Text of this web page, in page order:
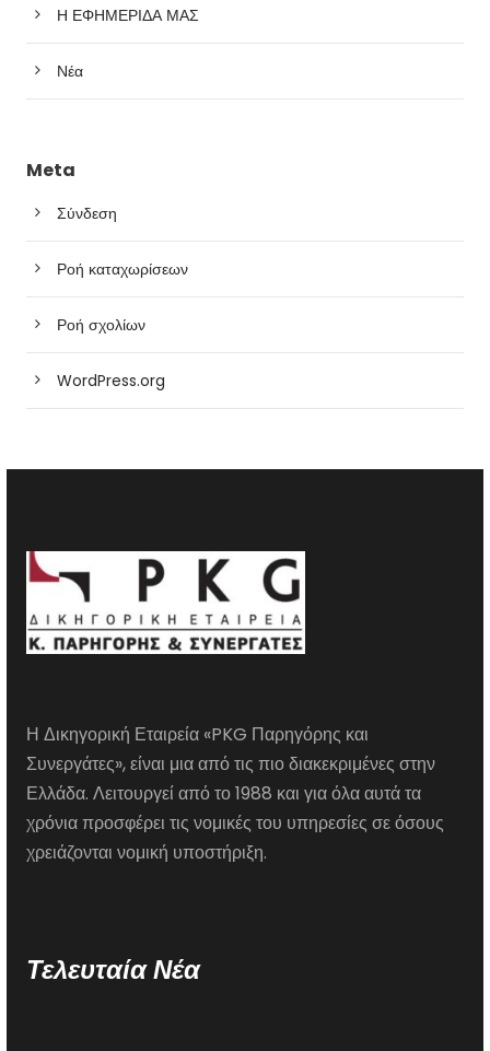
Η ΕΦΗΜΕΡΙΔΑ ΜΑΣ
Νέα
Meta
Σύνδεση
Ροή καταχωρίσεων
Ροή σχολίων
WordPress.org
Η Δικηγορική Εταιρεία «PKG Παρηγόρης και
Συνεργάτες», είναι μια από τις πιο διακεκριμένες στην
Ελλάδα. Λειτουργεί από το 1988 και για όλα αυτά τα
χρόνια προσφέρει τις νομικές του υπηρεσίες σε όσους
χρειάζονται νομική υποστήριξη.
Τελευταία Νέα